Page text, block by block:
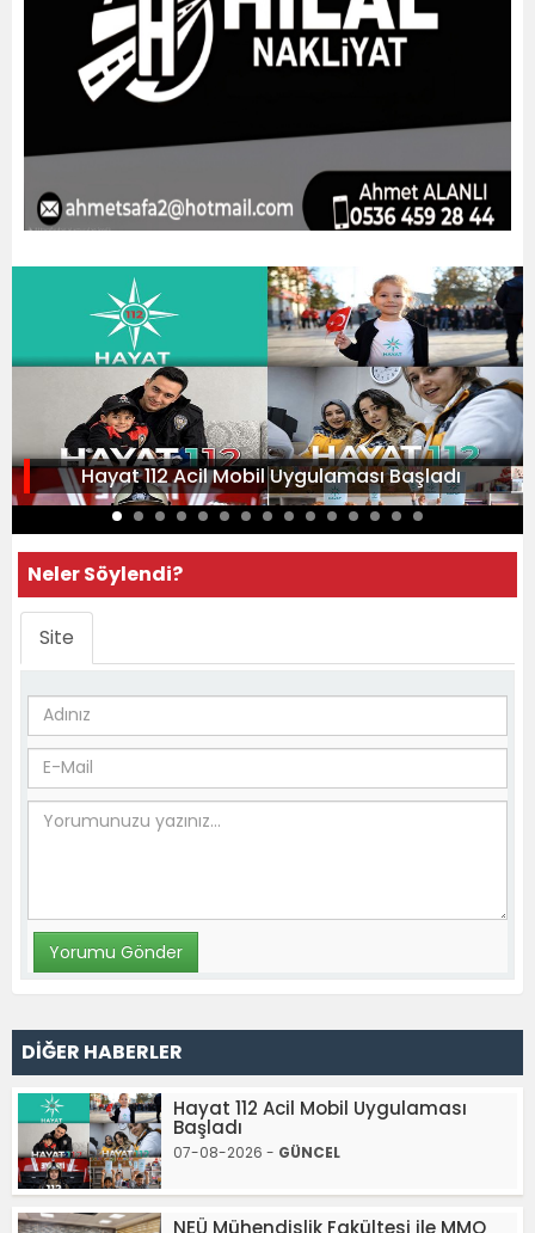
Hayat 112 Acil Mobil Uygulaması Başladı
Neler Söylendi?
Site
DİĞER HABERLER
Hayat 112 Acil Mobil Uygulaması
Başladı
07-08-2026 - GÜNCEL
NEÜ Mühendislik Fakültesi ile MMO